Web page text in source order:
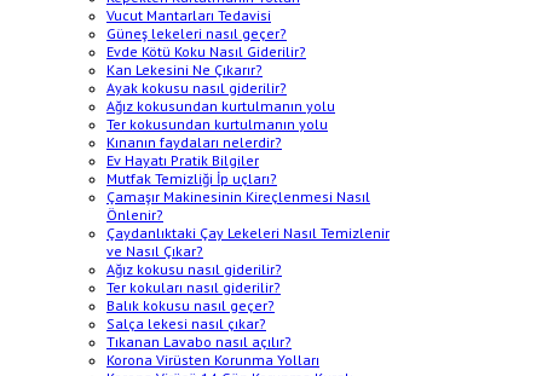
Vucut Mantarları Tedavisi
Güneş lekeleri nasıl geçer?
Evde Kötü Koku Nasıl Giderilir?
Kan Lekesini Ne Çıkarır?
Ayak kokusu nasıl giderilir?
Ağız kokusundan kurtulmanın yolu
Ter kokusundan kurtulmanın yolu
Kınanın faydaları nelerdir?
Ev Hayatı Pratik Bilgiler
Mutfak Temizliği İp uçları?
Çamaşır Makinesinin Kireçlenmesi Nasıl
Önlenir?
Çaydanlıktaki Çay Lekeleri Nasıl Temizlenir
ve Nasıl Çıkar?
Ağız kokusu nasıl giderilir?
Ter kokuları nasıl giderilir?
Balık kokusu nasıl geçer?
Salça lekesi nasıl çıkar?
Tıkanan Lavabo nasıl açılır?
Korona Virüsten Korunma Yolları